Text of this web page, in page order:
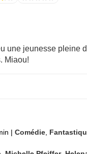
une jeunesse pleine
Miaou!
| Comédie,